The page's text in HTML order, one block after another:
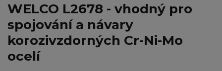
WELCO L2678 - vhodný pro
spojování a návary
korozivzdorných Cr-Ni-Mo
ocelí